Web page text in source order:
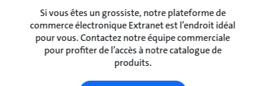
Si vous êtes un grossiste, notre plateforme de
commerce électronique Extranet est l’endroit idéal
pour vous. Contactez notre équipe commerciale
pour profiter de l’accès à notre catalogue de
produits.